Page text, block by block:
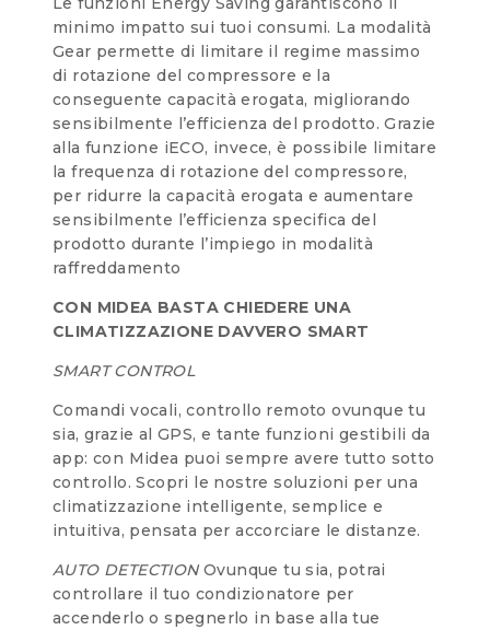
minimo impatto sui tuoi consumi. La modalità
Gear permette di limitare il regime massimo
di rotazione del compressore e la
conseguente capacità erogata, migliorando
sensibilmente l’efficienza del prodotto. Grazie
alla funzione iECO, invece, è possibile limitare
la frequenza di rotazione del compressore,
per ridurre la capacità erogata e aumentare
sensibilmente l’efficienza specifica del
prodotto durante l’impiego in modalità
raffreddamento
CON MIDEA BASTA CHIEDERE UNA
CLIMATIZZAZIONE DAVVERO SMART
SMART CONTROL
Comandi vocali, controllo remoto ovunque tu
sia, grazie al GPS, e tante funzioni gestibili da
app: con Midea puoi sempre avere tutto sotto
controllo. Scopri le nostre soluzioni per una
climatizzazione intelligente, semplice e
intuitiva, pensata per accorciare le distanze.
AUTO DETECTIONOvunque tu sia, potrai
controllare il tuo condizionatore per
accenderlo o spegnerlo in base alla tue